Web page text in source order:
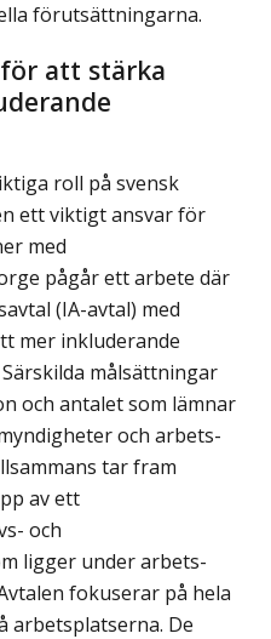
förutsättningarna.
att stärka
roll på svensk
ett viktigt ansvar för
med
pågår ett arbete där
(IA-avtal) med
mer inkluderande
målsättningar
och antalet som lämnar
och arbets­
tar fram
av ett
och
ligger under arbets-
fokuserar på hela
arbets­platserna. De